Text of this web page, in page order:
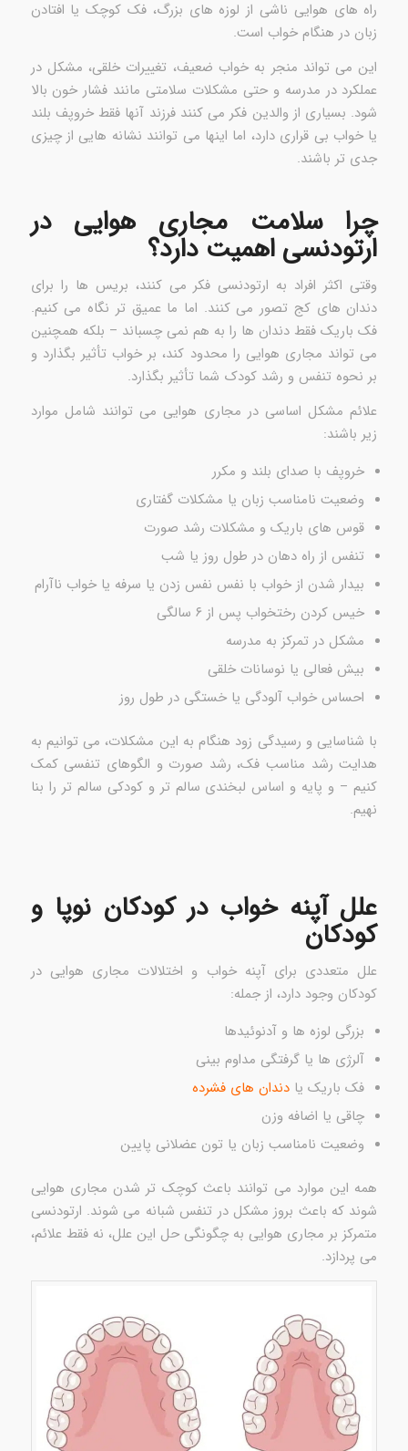
راه های هوایی ناشی از لوزه های بزرگ، فک کوچک یا افتادن
زبان در هنگام خواب است.
این می تواند منجر به خواب ضعیف، تغییرات خلقی، مشکل در
عملکرد در مدرسه و حتی مشکلات سلامتی مانند فشار خون بالا
شود. بسیاری از والدین فکر می کنند فرزند آنها فقط خروپف بلند
یا خواب بی قراری دارد، اما اینها می توانند نشانه هایی از چیزی
جدی تر باشند.
چرا سلامت مجاری هوایی در
ارتودنسی اهمیت دارد؟
وقتی اکثر افراد به ارتودنسی فکر می کنند، بریس ها را برای
دندان های کج تصور می کنند. اما ما عمیق تر نگاه می کنیم.
فک باریک فقط دندان ها را به هم نمی چسباند – بلکه همچنین
می تواند مجاری هوایی را محدود کند، بر خواب تأثیر بگذارد و
بر نحوه تنفس و رشد کودک شما تأثیر بگذارد.
علائم مشکل اساسی در مجاری هوایی می توانند شامل موارد
زیر باشند:
خروپف با صدای بلند و مکرر
وضعیت نامناسب زبان یا مشکلات گفتاری
قوس های باریک و مشکلات رشد صورت
تنفس از راه دهان در طول روز یا شب
بیدار شدن از خواب با نفس نفس زدن یا سرفه یا خواب ناآرام
خیس کردن رختخواب پس از ۶ سالگی
مشکل در تمرکز به مدرسه
بیش فعالی یا نوسانات خلقی
احساس خواب آلودگی یا خستگی در طول روز
با شناسایی و رسیدگی زود هنگام به این مشکلات، می توانیم به
هدایت رشد مناسب فک، رشد صورت و الگوهای تنفسی کمک
کنیم – و پایه و اساس لبخندی سالم تر و کودکی سالم تر را بنا
نهیم.
علل آپنه خواب در کودکان نوپا و
کودکان
علل متعددی برای آپنه خواب و اختلالات مجاری هوایی در
کودکان وجود دارد، از جمله:
بزرگی لوزه ها و آدنوئیدها
آلرژی ها یا گرفتگی مداوم بینی
فک باریک یا دندان های فشرده
چاقی یا اضافه وزن
وضعیت نامناسب زبان یا تون عضلانی پایین
همه این موارد می توانند باعث کوچک تر شدن مجاری هوایی
شوند که باعث بروز مشکل در تنفس شبانه می شوند. ارتودنسی
متمرکز بر مجاری هوایی به چگونگی حل این علل، نه فقط علائم،
می پردازد.